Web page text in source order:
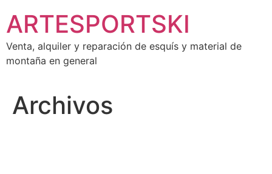
contenido
ARTESPORTSKI
Venta, alquiler y reparación de esquís y material de
montaña en general
Archivos